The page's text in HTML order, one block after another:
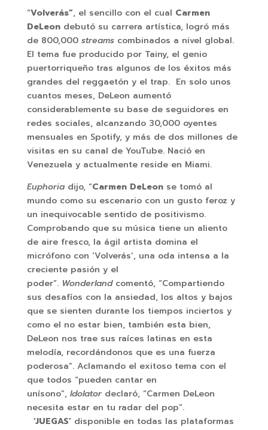
“Volverás”, el sencillo con el cual Carmen
DeLeondebutó su carrera artística, logró más
de 800,000 streams combinados a nivel global.
El tema fue producido por Tainy, el genio
puertorriqueño tras algunos de los éxitos más
grandes del reggaetón y el trap. En solo unos
cuantos meses, DeLeon aumentó
considerablemente su base de seguidores en
redes sociales, alcanzando 30,000 oyentes
mensuales en Spotify, y más de dos millones de
visitas en su canal de YouTube. Nació en
Venezuela y actualmente reside en Miami.
Euphoriadijo, “Carmen DeLeonse tomó al
mundo como su escenario con un gusto feroz y
un inequivocable sentido de positivismo.
Comprobando que su música tiene un aliento
de aire fresco, la ágil artista domina el
micrófono con ‘Volverás’, una oda intensa a la
creciente pasión y el
poder”. Wonderlandcomentó, “Compartiendo
sus desafíos con la ansiedad, los altos y bajos
que se sienten durante los tiempos inciertos y
como el no estar bien, también esta bien,
DeLeon nos trae sus raíces latinas en esta
melodía, recordándonos que es una fuerza
poderosa”. Aclamando el exitoso tema con el
que todos “pueden cantar en
unísono”, Idolatordeclaró, “Carmen DeLeon
necesita estar en tu radar del pop”.
‘JUEGAS’ disponible en todas las plataformas